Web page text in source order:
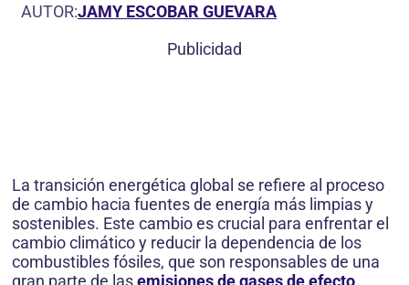
AUTOR:JAMY ESCOBAR GUEVARA
Publicidad
La transición energética global se refiere al proceso
de cambio hacia fuentes de energía más limpias y
sostenibles. Este cambio es crucial para enfrentar el
cambio climático y reducir la dependencia de los
combustibles fósiles, que son responsables de una
gran parte de lasemisiones de gases de efecto